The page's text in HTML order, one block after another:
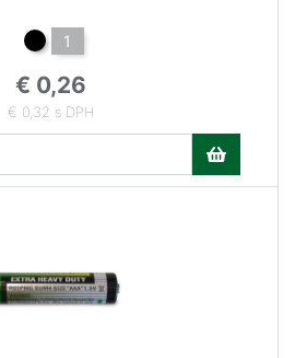
1
€ 0,26
€ 0,32 s DPH